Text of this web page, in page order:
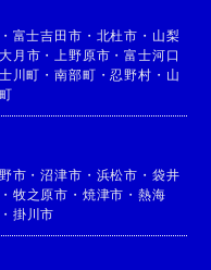
・ 富士吉田市 ・ 北杜市 ・ 山梨
大月市 ・ 上野原市 ・富士河口
川町 ・南部町 ・忍野村 ・ 山
市 ・沼津市 ・ 浜松市 ・ 袋井
・ 牧之原市 ・ 焼津市 ・ 熱海
・ 掛川市